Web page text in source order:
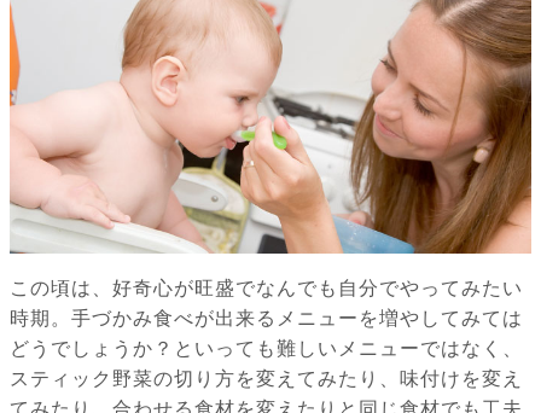
この頃は、好奇心が旺盛でなんでも自分でやってみたい
時期。手づかみ食べが出来るメニューを増やしてみては
どうでしょうか？といっても難しいメニューではなく、
スティック野菜の切り方を変えてみたり、味付けを変え
てみたり、合わせる食材を変えたりと同じ食材でも工夫